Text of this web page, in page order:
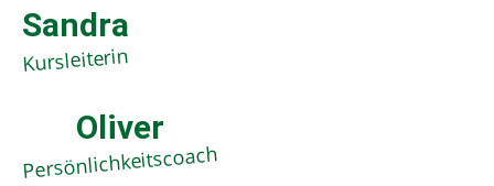
Sandra
Kursleiterin
Oliver
Persönlichkeitscoach